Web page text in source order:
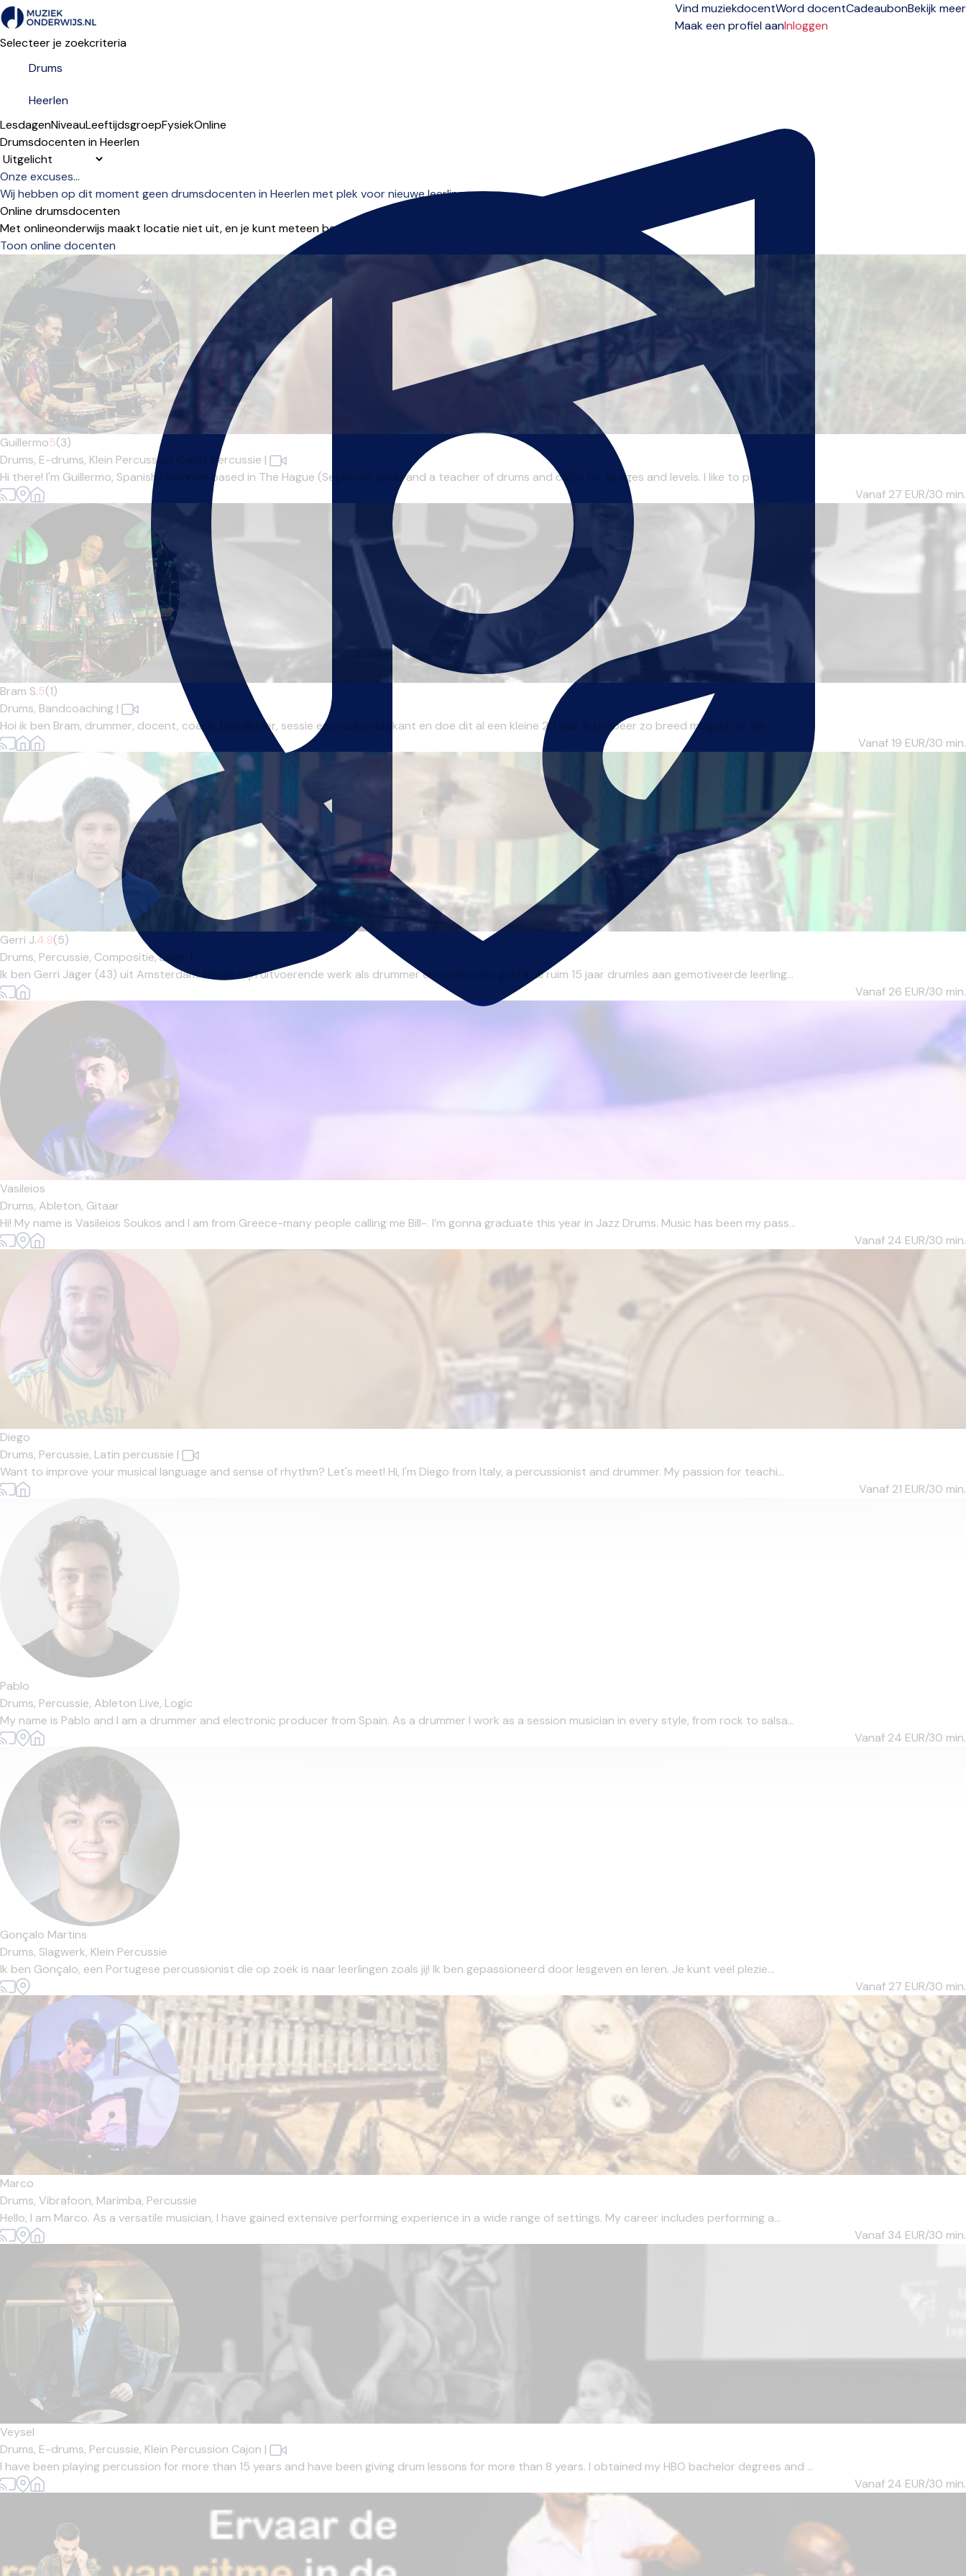
Vind muziekdocentWord docentCadeaubonBekijk meer
Maak een profiel aanInloggen
Selecteer je zoekcriteria
LesdagenNiveauLeeftijdsgroepFysiekOnline
Drumsdocenten in Heerlen
Sorteervolgorde
Onze excuses...
Wij hebben op dit moment geen drumsdocenten in Heerlen met plek voor nieuwe leerlingen.
Online drumsdocenten
Met onlineonderwijs maakt locatie niet uit, en je kunt meteen beginnen.
Toon online docenten
Guillermo5(3)
Drums, E-drums, Klein Percussion Cajon, Percussie |
Hi there! I'm Guillermo, Spanish Drummer based in The Hague (Segbroek area) and a teacher of drums and cajón for all ages and levels. I like to pu...
Vanaf 27 EUR/30 min.
Bram S.5(1)
Drums, Bandcoaching |
Hoi ik ben Bram, drummer, docent, coach, bandleider, sessie en studio muzikant en doe dit al een kleine 20 jaar. Ik probeer zo breed mogelijk te zijn...
Vanaf 19 EUR/30 min.
Gerri J.4.8(5)
Drums, Percussie, Compositie,Logic
Ik ben Gerri Jäger (43) uit Amsterdam. Naast mijn uitvoerende werk als drummer en componist geef ik al ruim 15 jaar drumles aan gemotiveerde leerling...
Vanaf 26 EUR/30 min.
Vasileios
Drums, Ableton, Gitaar
Hi! My name is Vasileios Soukos and I am from Greece-many people calling me Bill-. I’m gonna graduate this year in Jazz Drums. Music has been my pass...
Vanaf 24 EUR/30 min.
Diego
Drums, Percussie, Latin percussie |
Want to improve your musical language and sense of rhythm? Let's meet! Hi, I'm Diego from Italy, a percussionist and drummer. My passion for teachi...
Vanaf 21 EUR/30 min.
Pablo
Drums, Percussie, Ableton Live, Logic
My name is Pablo and I am a drummer and electronic producer from Spain. As a drummer I work as a session musician in every style, from rock to salsa...
Vanaf 24 EUR/30 min.
Gonçalo Martins
Drums, Slagwerk, Klein Percussie
Ik ben Gonçalo, een Portugese percussionist die op zoek is naar leerlingen zoals jij! Ik ben gepassioneerd door lesgeven en leren. Je kunt veel plezie...
Vanaf 27 EUR/30 min.
Marco
Drums, Vibrafoon, Marimba, Percussie
Hello, I am Marco. As a versatile musician, I have gained extensive performing experience in a wide range of settings. My career includes performing a...
Vanaf 34 EUR/30 min.
Veysel
Drums, E-drums, Percussie, Klein Percussion Cajon |
I have been playing percussion for more than 15 years and have been giving drum lessons for more than 8 years. I obtained my HBO bachelor degrees and ...
Vanaf 24 EUR/30 min.